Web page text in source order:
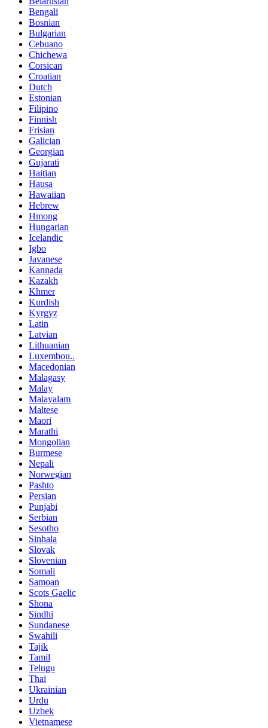
Bengali
Bosnian
Bulgarian
Cebuano
Chichewa
Corsican
Croatian
Dutch
Estonian
Filipino
Finnish
Frisian
Galician
Georgian
Gujarati
Haitian
Hausa
Hawaiian
Hebrew
Hmong
Hungarian
Icelandic
Igbo
Javanese
Kannada
Kazakh
Khmer
Kurdish
Kyrgyz
Latin
Latvian
Lithuanian
Luxembou..
Macedonian
Malagasy
Malay
Malayalam
Maltese
Maori
Marathi
Mongolian
Burmese
Nepali
Norwegian
Pashto
Persian
Punjabi
Serbian
Sesotho
Sinhala
Slovak
Slovenian
Somali
Samoan
Scots Gaelic
Shona
Sindhi
Sundanese
Swahili
Tajik
Tamil
Telugu
Thai
Ukrainian
Urdu
Uzbek
Vietnamese